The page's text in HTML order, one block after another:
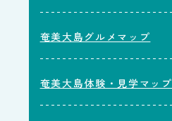
奄美大島グルメマップ
奄美大島体験・見学マップ